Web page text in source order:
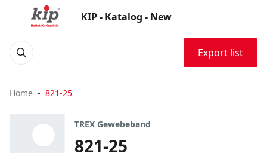
KIP - Katalog - New
Export list
Home 821-25
TREX Gewebeband
821-25